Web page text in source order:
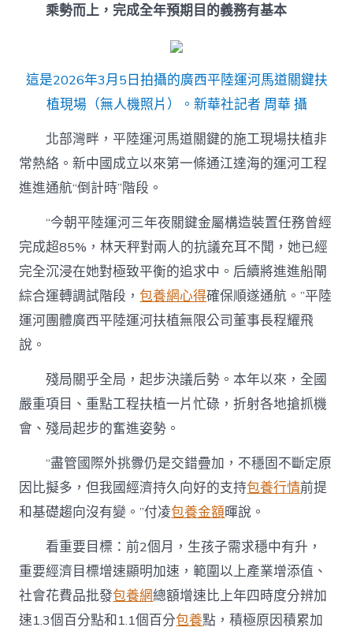
乘勢而上，完成全年預期目的義務有基本
這是2026年3月5日拍攝的廣西平陸運河馬道關鍵扶
植現場（無人機照片）。新華社記者 周華 攝
北部灣畔，平陸運河馬道關鍵的施工現場扶植非
常熱絡。新中國成立以來第一條通江達海的運河工程
進進通航“倒計時”階段。
“今朝平陸運河三年夜關鍵金屬構造裝置任務曾經
完成超85%，林天秤對兩人的抗議充耳不聞，她已經
完全沉浸在她對極致平衡的追求中。后續將進進船閘
綜合運轉調試階段，包養網心得確保順遂通航。”平陸
運河團體廣西平陸運河扶植無限公司董事長程耀飛
說。
殘局關乎全局，起步決議后勢。本年以來，全國
嚴重項目、重點工程扶植一片忙碌，折射各地搶抓機
會、殘局起步的奮進姿勢。
“盡管國際外挑釁仍是交錯疊加，不穩固不斷定原
因比擬多，但我國經濟持久向好的支持包養行情前提
和基礎趨向沒有變。”付凌包養金額暉說。
看重要目標：前2個月，生孩子需求穩中有升，
重要經濟目標增速顯明加速，範圍以上產業增添值、
社會花費品批發包養網總額增速比上年四時度分辨加
速1.3個百分點和1.1個百分包養點，積極原因積累加